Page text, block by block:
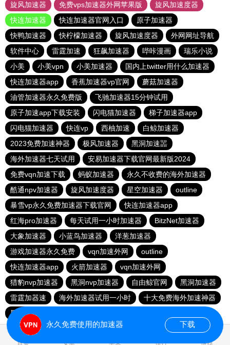
旋风加速器
免费vps加速器外网苹果版
旋风加速度器
快连加速器
快连加速器官网入口
原子加速器
快鸭加速器
快柠檬加速器 旋风加速度器
外网网址导航
软件中心
雷霆加速 狂飙加速器 哔咔漫画
瑞乐小说
小美
小美vpn 小美加速器
国内上twitter用什么加速器
快连加速器app
香蕉加速器vp官网
蘑菇加速器
油管加速器永久免费版
飞驰加速器15分钟试用
原子加速app下载安装
闪电猫加速器
梯子加速器app
闪电猫加速器
快连vp 西柚加速
白鲸加速器
2023免费加速神器
极风加速器
黑洞加速噐
海外加速器七天试用
安易加速器下载官网最新版2024
免费vqn加速下载
蚂蚁加速器
永久不收费的海外加速器
酷通npv加速器
旋风加速度器 星空加速器
outline
暴雪vp永久免费加速器下载官网
快连加速器app
红海pro加速器
每天试用一小时加速器
BitzNet加速器
大象加速器
小蓝鸟加速器
洋葱加速器
游戏加速器永久免费
vqn加速外网
outline
快连加速器app
火箭加速器
vqn加速外网
猎豹nvp加速器
黑洞nvp加速器 自由鲸官网
黑洞加速器
雷霆加器速
海外加速器试用一小时
十大免费海外加速神器
黑洞加速器下载永久免费版
首页 安卓 苹果 排行 推荐
永久免费使用的加速器 下载
0.048638s